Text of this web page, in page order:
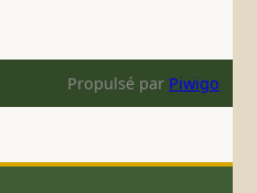
Propulsé par Piwigo